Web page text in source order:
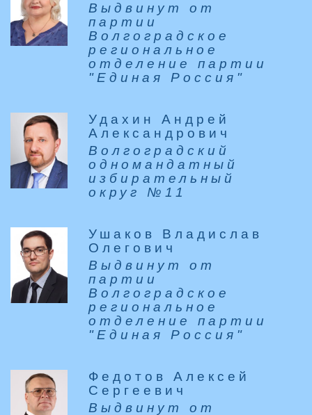
Выдвинут от
партии
Волгоградское
региональное
отделение партии
"Единая Россия"
Удахин Андрей
Александрович
Волгоградский
одномандатный
избирательный
округ №11
Ушаков Владислав
Олегович
Выдвинут от
партии
Волгоградское
региональное
отделение партии
"Единая Россия"
Федотов Алексей
Сергеевич
Выдвинут от